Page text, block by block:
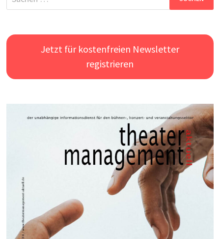
nach:
Jetzt für kostenfreien Newsletter
registrieren